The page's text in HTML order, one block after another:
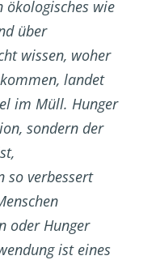
ökologisches wie
über
wissen, woher
landet
im Müll. Hunger
sondern der
so verbessert
oder Hunger
ist eines